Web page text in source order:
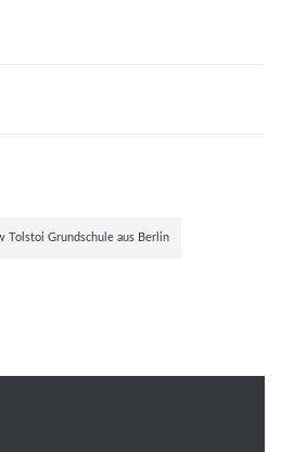
Tolstoi Grundschule aus Berlin